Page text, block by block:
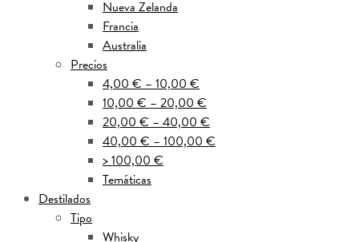
Nueva Zelanda
Francia
Australia
Precios
4,00 € – 10,00 €
10,00 € – 20,00 €
20,00 € – 40,00 €
40,00 € – 100,00 €
> 100,00 €
Temáticas
Destilados
Tipo
Whisky